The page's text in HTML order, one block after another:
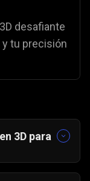
desafiante
tu precisión
3D para
3D gratuitos